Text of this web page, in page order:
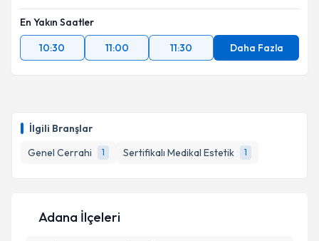
İlgili Branşlar
Genel Cerrahi
1 Sertifikalı Medikal Estetik 1
En Yakın Saatler
10:30
11:00 11:30 Daha Fazla
Adana İlçeleri